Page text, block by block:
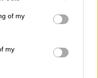
You may click to
its third-party tags to
in below Google
of my
my
Η ΠΑΡΑΣΚΕΥΗ
προγνωστικά
στο